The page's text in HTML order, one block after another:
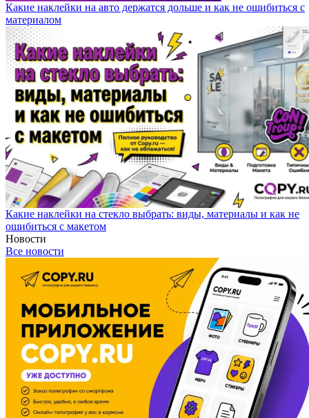
Какие наклейки на авто держатся дольше и как не ошибиться с
материалом
Какие наклейки на стекло выбрать: виды, материалы и как не
ошибиться с макетом
Новости
Все новости